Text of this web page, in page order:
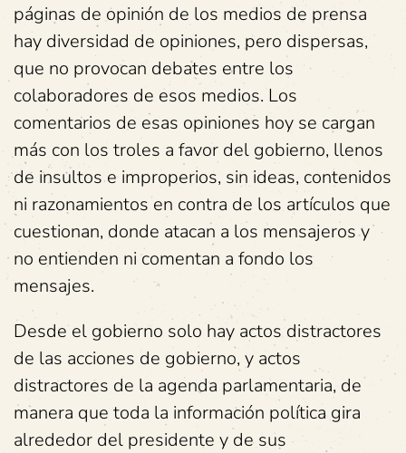
páginas de opinión de los medios de prensa
hay diversidad de opiniones, pero dispersas,
que no provocan debates entre los
colaboradores de esos medios. Los
comentarios de esas opiniones hoy se cargan
más con los troles a favor del gobierno, llenos
de insultos e improperios, sin ideas, contenidos
ni razonamientos en contra de los artículos que
cuestionan, donde atacan a los mensajeros y
no entienden ni comentan a fondo los
mensajes.
Desde el gobierno solo hay actos distractores
de las acciones de gobierno, y actos
distractores de la agenda parlamentaria, de
manera que toda la información política gira
alrededor del presidente y de sus